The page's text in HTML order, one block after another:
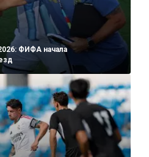
ФИФА начала